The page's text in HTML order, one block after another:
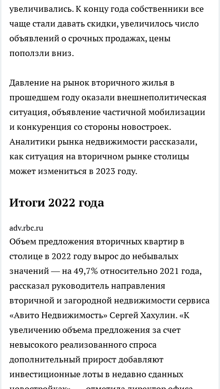
увеличивались. К концу года собственники все
чаще стали давать скидки, увеличилось число
объявлений о срочных продажах, цены
поползли вниз.
Давление на рынок вторичного жилья в
прошедшем году оказали внешнеполитическая
ситуация, объявление частичной мобилизации
и конкуренция со стороны новостроек.
Аналитики рынка недвижимости рассказали,
как ситуация на вторичном рынке столицы
может измениться в 2023 году.
Итоги 2022 года
adv.rbc.ru
Объем предложения вторичных квартир в
столице в 2022 году вырос до небывалых
значений — на 49,7% относительно 2021 года,
рассказал руководитель направления
вторичной и загородной недвижимости сервиса
«Авито Недвижимость» Сергей Хахулин. «К
увеличению объема предложения за счет
невысокого реализованного спроса
дополнительный прирост добавляют
инвестиционные лоты в недавно сданных